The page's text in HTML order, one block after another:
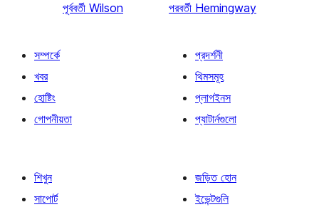
পূর্ববর্তী Wilson পরবর্তী Hemingway
সম্পর্কে
খবর
হোষ্টিং
গোপনীয়তা
প্রদর্শনী
থিমসমূহ
প্লাগইনস
প্যাটার্নগুলো
শিখুন
সাপোর্ট
জড়িত হোন
ইভেন্টগুলি